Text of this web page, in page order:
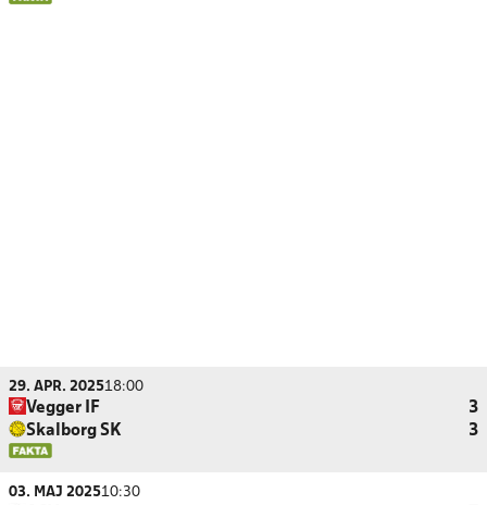
29. APR. 202518:00
Vegger IF
3
Skalborg SK
3
03. MAJ 202510:30